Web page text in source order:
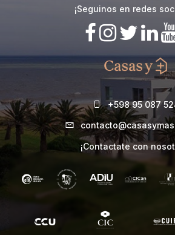
¡Seguinos en redes
+598 95 087
¡Contactate con